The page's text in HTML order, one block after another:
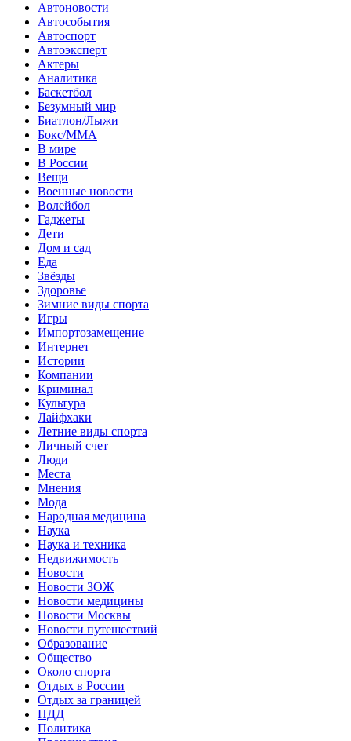
Автоновости
Автособытия
Автоспорт
Автоэксперт
Актеры
Аналитика
Баскетбол
Безумный мир
Биатлон/Лыжи
Бокс/MMA
В мире
В России
Вещи
Военные новости
Волейбол
Гаджеты
Дети
Дом и сад
Еда
Звёзды
Здоровье
Зимние виды спорта
Игры
Импортозамещение
Интернет
Истории
Компании
Криминал
Культура
Лайфхаки
Летние виды спорта
Личный счет
Люди
Места
Мнения
Мода
Народная медицина
Наука
Наука и техника
Недвижимость
Новости
Новости ЗОЖ
Новости медицины
Новости Москвы
Новости путешествий
Образование
Общество
Около спорта
Отдых в России
Отдых за границей
ПДД
Политика